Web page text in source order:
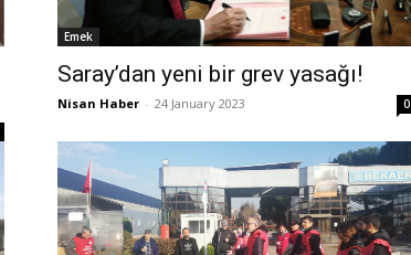
Emek
Saray’dan yeni bir grev yasağı!
Nisan Haber - 24 January 2023 0